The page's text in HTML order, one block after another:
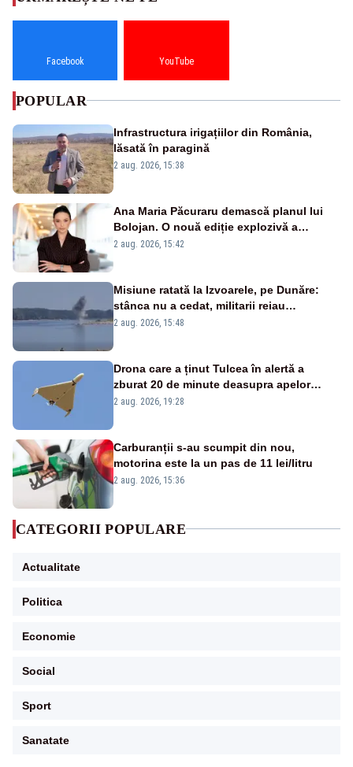
Facebook YouTube
POPULAR
Infrastructura irigațiilor din România,
lăsată în paragină
2 aug. 2026, 15:38
Ana Maria Păcuraru demască planul lui
Bolojan. O nouă ediție explozivă a
emisiunii „Miza Zilei” la Realitatea PLUS
2 aug. 2026, 15:42
Misiune ratată la Izvoarele, pe Dunăre:
stânca nu a cedat, militarii reiau
detonările luni – VIDEO
2 aug. 2026, 15:48
Drona care a ținut Tulcea în alertă a
zburat 20 de minute deasupra apelor
României. Au fost ridicate două F-16
2 aug. 2026, 19:28
Carburanții s-au scumpit din nou,
motorina este la un pas de 11 lei/litru
2 aug. 2026, 15:36
CATEGORII POPULARE
Actualitate
Politica
Economie
Social
Sport
Sanatate